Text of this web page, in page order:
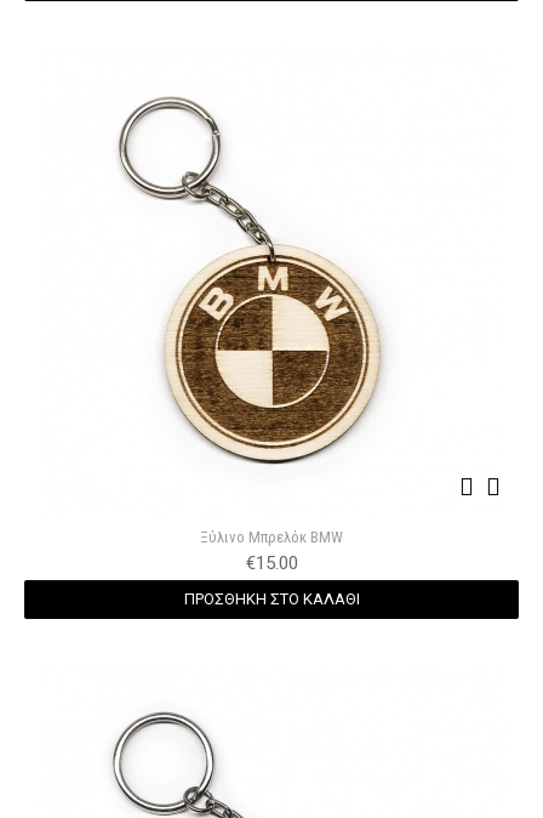
Ξύλινο Μπρελόκ BMW
€15.00
ΠΡΟΣΘΗΚΗ ΣΤΟ ΚΑΛΑΘΙ